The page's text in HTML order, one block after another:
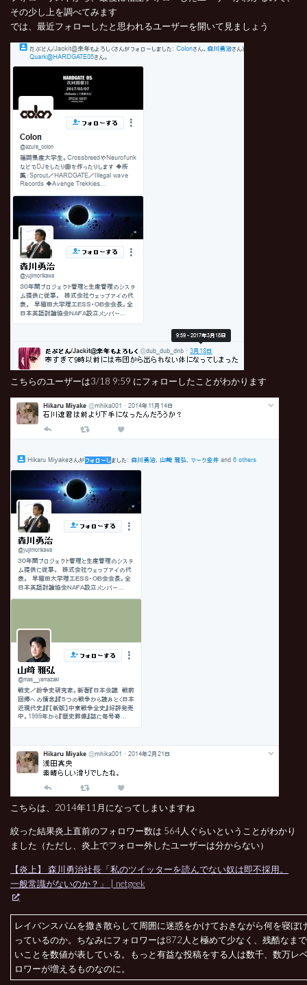
その少し上を調べてみます
では、最近フォローしたと思われるユーザーを開いて見ましょう
こちらのユーザーは3/18 9:59 にフォローしたことがわかります
こちらは、2014年11月になってしまいますね
絞った結果炎上直前のフォロワー数は 564人ぐらいということがわかり
ました（ただし、炎上でフォロー外したユーザーは分からない）
【炎上】 森川勇治‏社長「私のツイッターを読んでない奴は即不採用。
一般常識がないのか？」 | netgeek
レイバンスパムを撒き散らして周囲に迷惑をかけておきながら何を寝ぼ
っているのか。ちなみにフォロワーは872人と極めて少なく、残酷なま
いことを数値が表している。もっと有益な投稿をする人は数千、数万レ
ロワーが増えるものなのに。